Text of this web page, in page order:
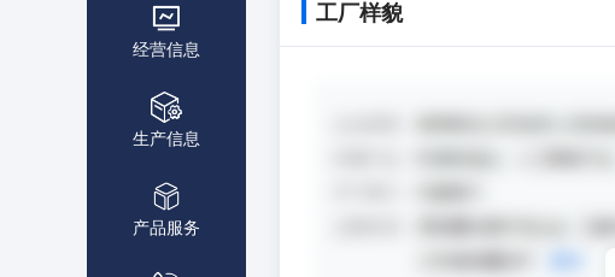
经营信息
生产信息
产品服务
工厂样貌